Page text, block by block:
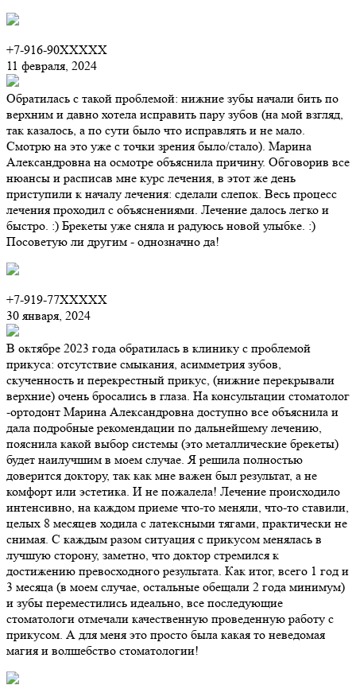
+7-916-90XXXXX
11 февраля, 2024
Обратилась с такой проблемой: нижние зубы начали бить по
верхним и давно хотела исправить пару зубов (на мой взгляд,
так казалось, а по сути было что исправлять и не мало.
Смотрю на это уже с точки зрения было/стало). Марина
Александровна на осмотре объяснила причину. Обговорив все
нюансы и расписав мне курс лечения, в этот же день
приступили к началу лечения: сделали слепок. Весь процесс
лечения проходил с объяснениями. Лечение далось легко и
быстро. :) Брекеты уже сняла и радуюсь новой улыбке. :)
Посоветую ли другим - однозначно да!
+7-919-77XXXXX
30 января, 2024
В октябре 2023 года обратилась в клинику с проблемой
прикуса: отсутствие смыкания, асимметрия зубов,
скученность и перекрестный прикус, (нижние перекрывали
верхние) очень бросались в глаза. На консультации стоматолог
-ортодонт Марина Александровна доступно все объяснила и
дала подробные рекомендации по дальнейшему лечению,
пояснила какой выбор системы (это металлические брекеты)
будет наилучшим в моем случае. Я решила полностью
доверится доктору, так как мне важен был результат, а не
комфорт или эстетика. И не пожалела! Лечение происходило
интенсивно, на каждом приеме что-то меняли, что-то ставили,
целых 8 месяцев ходила с латексными тягами, практически не
снимая. С каждым разом ситуация с прикусом менялась в
лучшую сторону, заметно, что доктор стремился к
достижению превосходного результата. Как итог, всего 1 год и
3 месяца (в моем случае, остальные обещали 2 года минимум)
и зубы переместились идеально, все последующие
стоматологи отмечали качественную проведенную работу с
прикусом. А для меня это просто была какая то неведомая
магия и волшебство стоматологии!